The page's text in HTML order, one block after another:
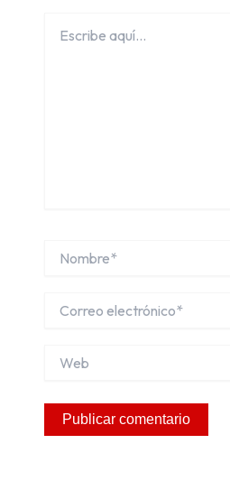
aquí...
electrónico*